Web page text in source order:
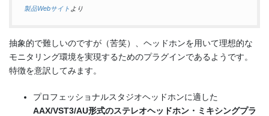
製品Webサイト より
抽象的で難しいのですが（苦笑）、ヘッドホンを用いて理想的な
モニタリング環境を実現するためのプラグインであるようです。
特徴を意訳してみます。
プロフェッショナルスタジオヘッドホンに適した
AAX/VST3/AU形式のステレオヘッドホン・ミキシングプラ